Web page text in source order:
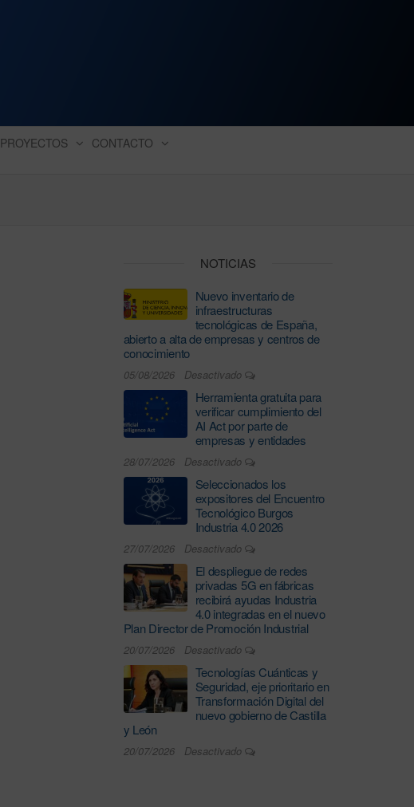
PROYECTOS CONTACTO
NOTICIAS
Nuevo inventario de
infraestructuras
tecnológicas de España,
abierto a alta de empresas y centros de
conocimiento
05/08/2026 Desactivado
Herramienta gratuita para
verificar cumplimiento del
AI Act por parte de
empresas y entidades
28/07/2026 Desactivado
Seleccionados los
expositores del Encuentro
Tecnológico Burgos
Industria 4.0 2026
27/07/2026 Desactivado
El despliegue de redes
privadas 5G en fábricas
recibirá ayudas Industria
4.0 integradas en el nuevo
Plan Director de Promoción Industrial
20/07/2026 Desactivado
Tecnologías Cuánticas y
Seguridad, eje prioritario en
Transformación Digital del
nuevo gobierno de Castilla
y León
20/07/2026 Desactivado